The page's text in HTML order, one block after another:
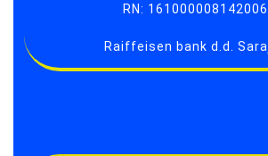
RN:
Raiffeisen bank d.d.